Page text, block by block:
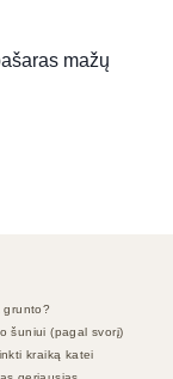
mažų
grunto?
šuniui (pagal svorį)
kraiką katei